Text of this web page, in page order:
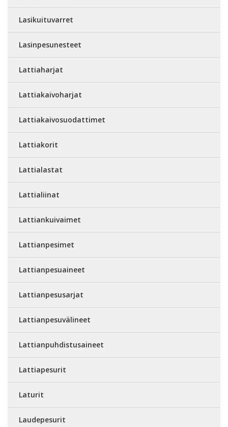
Lasikuituvarret
Lasinpesunesteet
Lattiaharjat
Lattiakaivoharjat
Lattiakaivosuodattimet
Lattiakorit
Lattialastat
Lattialiinat
Lattiankuivaimet
Lattianpesimet
Lattianpesuaineet
Lattianpesusarjat
Lattianpesuvälineet
Lattianpuhdistusaineet
Lattiapesurit
Laturit
Laudepesurit